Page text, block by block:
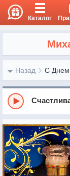
Каталог
Назад С Днем